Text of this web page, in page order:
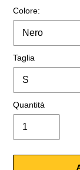
Colore:
Taglia
Quantità